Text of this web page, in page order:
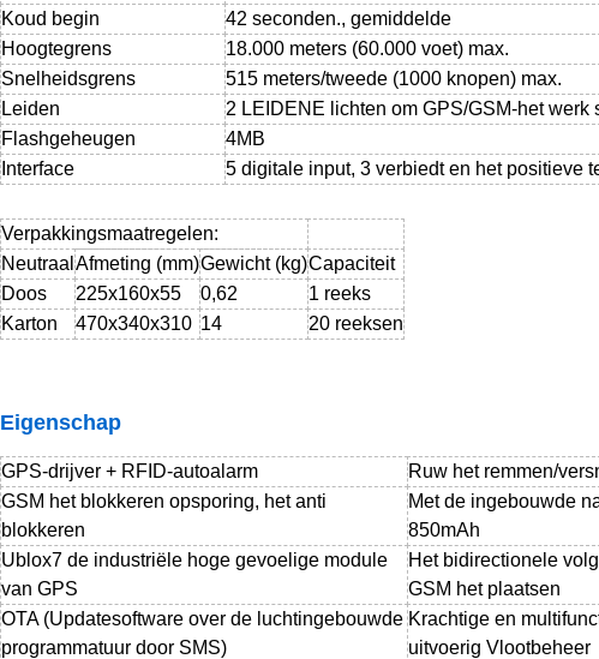
Koud begin
42 seconden., gemiddelde
Hoogtegrens
18.000 meters (60.000 voet) max.
Snelheidsgrens
515 meters/tweede (1000 knopen) max.
Leiden
2 LEIDENE lichten om GPS/GSM-het werk
Flashgeheugen
4MB
Interface
5 digitale input, 3 verbiedt en het positieve
Verpakkingsmaatregelen:
Neutraal Afmeting (mm)Gewicht (kg)Capaciteit
Doos
225x160x55 0,62
1 reeks
Karton
470x340x310 14 20 reeksen
Eigenschap
GPS-drijver + RFID-autoalarm
Ruw het remmen/
GSM het blokkeren opsporing, het anti
blokkeren
Met de ingebouwde
850mAh
Ublox7 de industriële hoge gevoelige module
van GPS
Het bidirectionele
GSM het plaatsen
OTA (Updatesoftware over de luchtingebouwde
programmatuur door SMS)
Krachtige en
uitvoerig Vlootbeheer